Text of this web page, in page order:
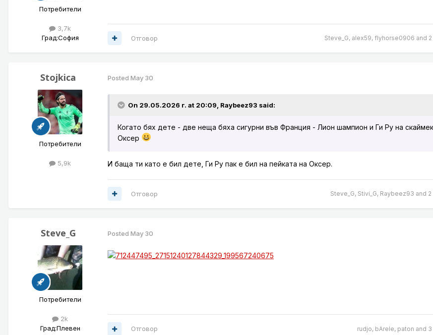
Потребители
3,7k
Град:София Steve_G, alex59, flyhorse0906 and
Отговор
Stojkica
Потребители
5,9k
Posted May 30
On 29.05.2026 г. at 20:09, Raybeez93 said:
Когато бях дете - две неща бяха сигурни във Франция - Лион шампион и Ги Ру на
Оксер
И баща ти като е бил дете, Ги Ру пак е бил на пейката на Оксер.
Steve_G, Stivi_G, Raybeez93 and
Отговор
Steve_G
Потребители
2k
Град:Плевен
Posted May 30
rudjo, bArele, paton and
Отговор